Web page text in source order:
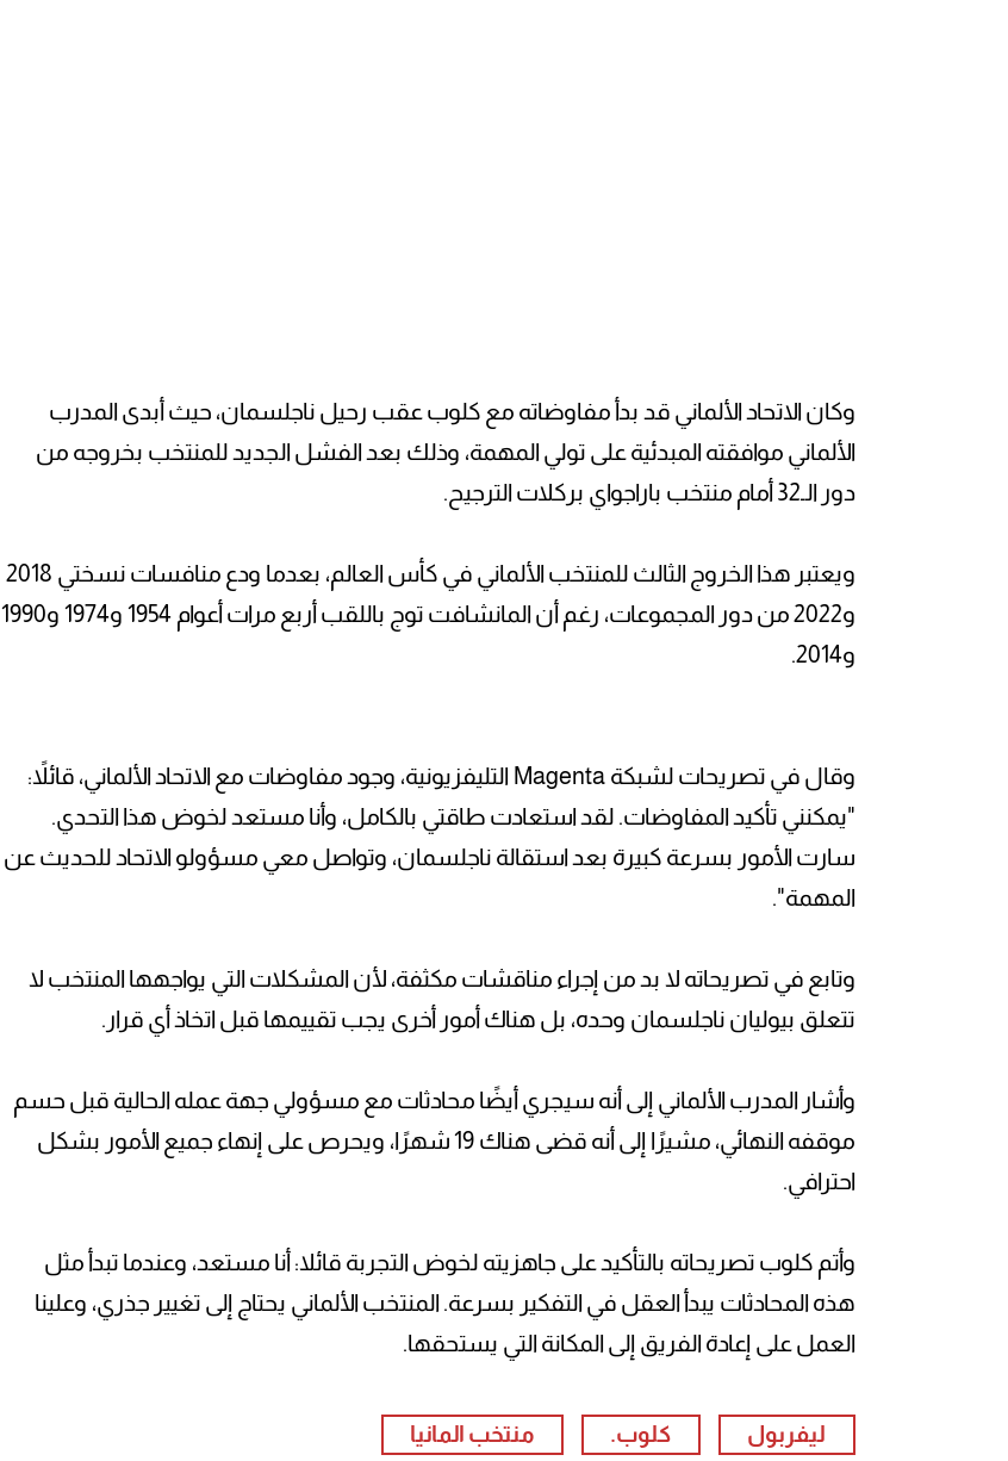
وكان الاتحاد الألماني قد بدأ مفاوضاته مع كلوب عقب رحيل ناجلسمان، حيث أبدى المدرب
الألماني موافقته المبدئية على تولي المهمة، وذلك بعد الفشل الجديد للمنتخب بخروجه من
دور الـ32 أمام منتخب باراجواي بركلات الترجيح.
ويعتبر هذا الخروج الثالث للمنتخب الألماني في كأس العالم، بعدما ودع منافسات نسختي 2018
و2022 من دور المجموعات، رغم أن المانشافت توج باللقب أربع مرات أعوام 1954 و1974 و1990
و2014.
وقال في تصريحات لشبكة Magenta التليفزيونية، وجود مفاوضات مع الاتحاد الألماني، قائلاً:
"يمكنني تأكيد المفاوضات. لقد استعادت طاقتي بالكامل، وأنا مستعد لخوض هذا التحدي.
سارت الأمور بسرعة كبيرة بعد استقالة ناجلسمان، وتواصل معي مسؤولو الاتحاد للحديث عن
المهمة".
وتابع في تصريحاته لا بد من إجراء مناقشات مكثفة، لأن المشكلات التي يواجهها المنتخب لا
تتعلق بيوليان ناجلسمان وحده، بل هناك أمور أخرى يجب تقييمها قبل اتخاذ أي قرار.
وأشار المدرب الألماني إلى أنه سيجري أيضًا محادثات مع مسؤولي جهة عمله الحالية قبل حسم
موقفه النهائي، مشيرًا إلى أنه قضى هناك 19 شهرًا، ويحرص على إنهاء جميع الأمور بشكل
احترافي.
وأتم كلوب تصريحاته بالتأكيد على جاهزيته لخوض التجربة قائلا: أنا مستعد، وعندما تبدأ مثل
هذه المحادثات يبدأ العقل في التفكير بسرعة. المنتخب الألماني يحتاج إلى تغيير جذري، وعلينا
العمل على إعادة الفريق إلى المكانة التي يستحقها.
ليفربول كلوب. منتخب المانيا